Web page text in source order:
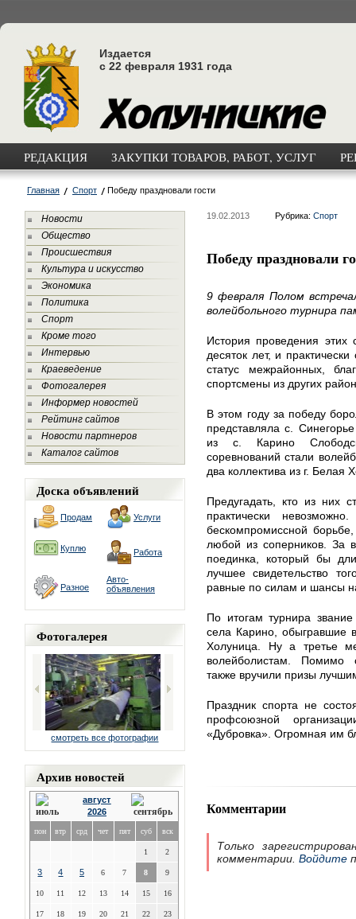
Издается
с 22 февраля 1931 года
РЕДАКЦИЯ ЗАКУПКИ ТОВАРОВ, РАБОТ, УСЛУГ
Главная Спорт Победу праздновали гости
Новости
Общество
Происшествия
Культура и искусство
Экономика
Политика
Спорт
Кроме того
Интервью
Краеведение
Фотогалерея
Информер новостей
Рейтинг сайтов
Новости партнеров
Каталог сайтов
Доска объявлений
Продам Услуги
Куплю Работа
Разное
Авто-
объявления
Фотогалерея
смотреть все фотографии
Архив новостей
август
2026
пон втр срд чет пят суб вск
1 2
3 4 5 6 7 8 9
10 11 12 13 14 15 16
17 18 19 20 21 22 23
19.02.2013 Рубрика: Спорт
Победу праздновали
9 февраля Полом
волейбольного турнира
История проведения этих
десяток лет, и
статус межрайонных,
спортсмены из других
В этом году за победу
представляла с.
из с. Карино
соревнований стали
два коллектива из г. Белая
Предугадать, кто из них
практически
бескомпромиссной
любой из соперников. За
поединка, который бы
лучшее свидетельство
равные по силам и шансы
По итогам турнира
села Карино, обыгравшие
Холуница. Ну а третье
волейболистам. Помимо
также вручили призы
Праздник спорта не
профсоюзной
«Дубровка». Огромная им
Комментарии
Только
комментарии. Войдите